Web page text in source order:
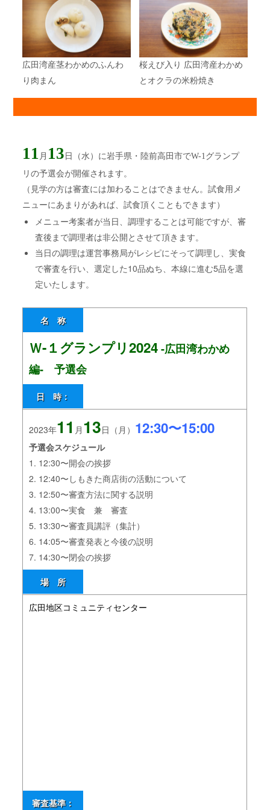
広田湾産茎わかめのふんわ
り肉まん
桜えび入り 広田湾産わかめ
とオクラの米粉焼き
11 月 13 日（水）に岩手県・陸前高田市でW-1グランプ
リの予選会が開催されます。
（見学の方は審査には加わることはできません。試食用メ
ニューにあまりがあれば、試食頂くこともできます）
メニュー考案者が当日、調理することは可能ですが、審
査後まで調理者は非公開とさせて頂きます。
当日の調理は運営事務局がレシピにそって調理し、実食
で審査を行い、選定した10品ぬち、本線に進む5品を選
定いたします。
名 称
Ｗ-１グランプリ2024-広田湾わかめ
編- 予選会
日 時：
2023年11 月 13日（月） 12:30〜15:00
予選会スケジュール
1. 12:30〜開会の挨拶
2. 12:40〜しもきた商店街の活動について
3. 12:50〜審査方法に関する説明
4. 13:00〜実食 兼 審査
5. 13:30〜審査員講評（集計）
6. 14:05〜審査発表と今後の説明
7. 14:30〜閉会の挨拶
場 所
広田地区コミュニティセンター
審査基準：